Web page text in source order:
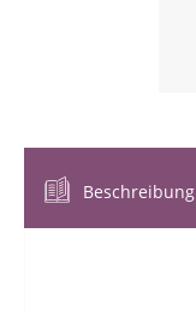
Beschreibung